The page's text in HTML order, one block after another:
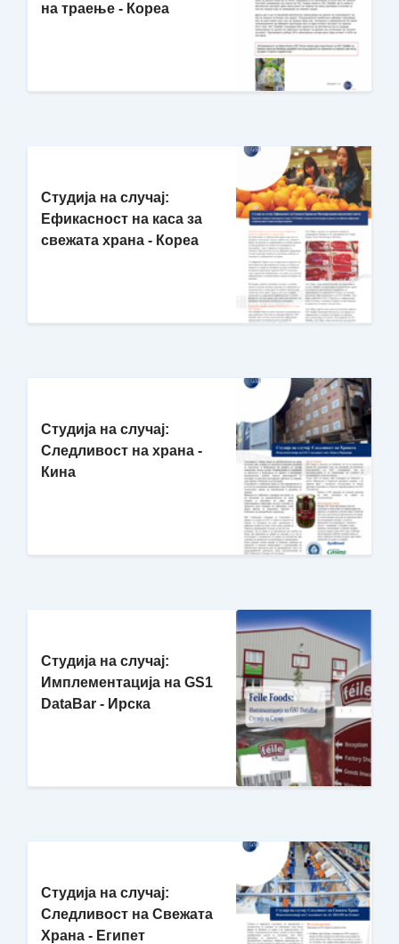
на траење - Кореа
Студија на случај:
Ефикасност на каса за
свежата храна - Кореа
Студија на случај:
Следливост на храна -
Кина
Студија на случај:
Имплементација на GS1
DataBar - Ирска
Студија на случај:
Следливост на Свежата
Храна - Египет